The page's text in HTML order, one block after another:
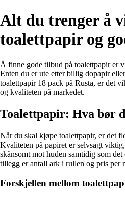
Alt du trenger å
toalettpapir og
Å finne gode tilbud på toalettpapir er
Enten du er ute etter billig dopapir
toalettpapir 18 pack på Rusta, er det
og kvaliteten på markedet.
Toalettpapir: Hva bør
Når du skal kjøpe toalettpapir, er det
Kvaliteten på papiret er selvsagt
skånsomt mot huden samtidig som
tillegg er antall ark i rullen og pris per
Forskjellen mellom